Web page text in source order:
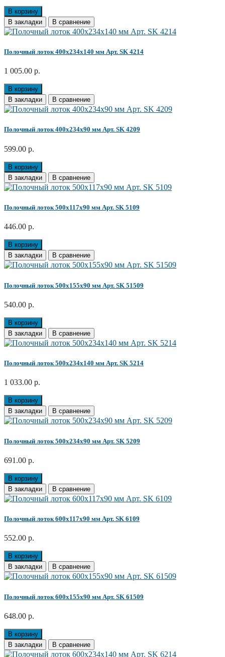
В корзину
В закладки
В сравнение
Полочный лоток 400х234х140 мм Арт. SK 4214
1 005.00 р.
В корзину
В закладки
В сравнение
Полочный лоток 400х234х90 мм Арт. SK 4209
599.00 р.
В корзину
В закладки
В сравнение
Полочный лоток 500х117х90 мм Арт. SK 5109
446.00 р.
В корзину
В закладки
В сравнение
Полочный лоток 500х155х90 мм Арт. SK 51509
540.00 р.
В корзину
В закладки
В сравнение
Полочный лоток 500х234х140 мм Арт. SK 5214
1 033.00 р.
В корзину
В закладки
В сравнение
Полочный лоток 500х234х90 мм Арт. SK 5209
691.00 р.
В корзину
В закладки
В сравнение
Полочный лоток 600х117х90 мм Арт. SK 6109
552.00 р.
В корзину
В закладки
В сравнение
Полочный лоток 600х155х90 мм Арт. SK 61509
648.00 р.
В корзину
В закладки
В сравнение